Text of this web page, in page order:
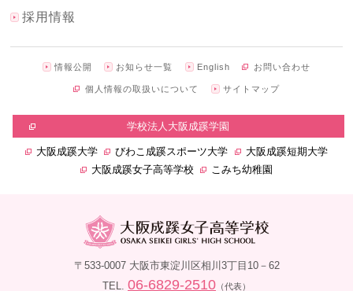
採用情報
情報公開 お知らせ一覧 English お問い合わせ
個人情報の取扱いについて サイトマップ
学校法人大阪成蹊学園
大阪成蹊大学 びわこ成蹊スポーツ大学
大阪成蹊短期大学
大阪成蹊女子高等学校
こみち幼稚園
〒533-0007 大阪市東淀川区相川3丁目10－62
TEL. 06-6829-2510 （代表）